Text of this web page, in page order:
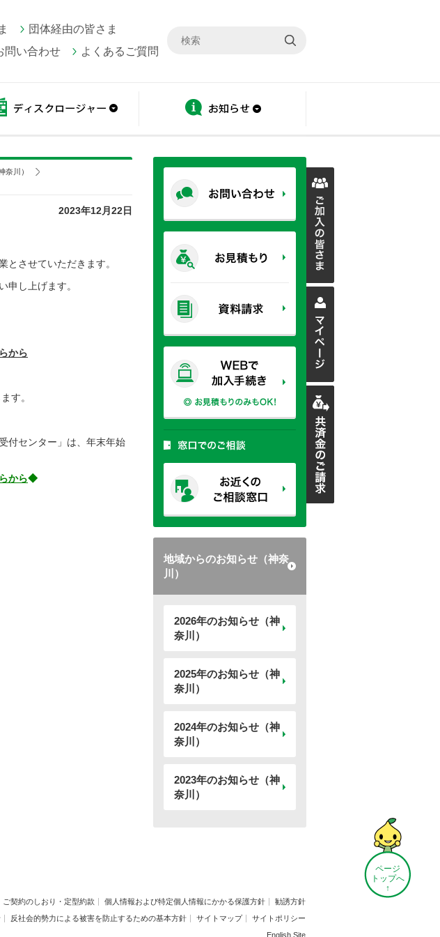
団体経由の皆さま
問い合わせ よくあるご質問
地域からのお知らせ（神奈
川）
2026年のお知らせ（神
奈川）
2025年のお知らせ（神
奈川）
2024年のお知らせ（神
奈川）
2023年のお知らせ（神
奈川）
奈川）
2023年12月22日
させていただきます。
し上げます。
から
す。
付センター」は、年末年始
から◆
ページ
トップへ
↑
ご契約のしおり・定型約款 個人情報および特定個人情報にかかる保護方針
勧誘方針
反社会的勢力による被害を防止するための基本方針 サイトマップ
サイトポリシー
English Site